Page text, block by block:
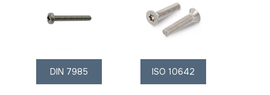
DIN 7985 ISO 10642